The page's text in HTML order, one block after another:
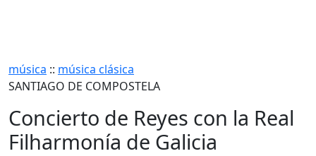
música :: música clásica
SANTIAGO DE COMPOSTELA
Concierto de Reyes con la Real
Filharmonía de Galicia